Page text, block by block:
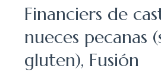
Financiers de
nueces pecanas
gluten), Fusión